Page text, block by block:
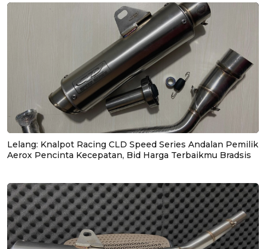
Lelang: Knalpot Racing CLD Speed Series Andalan Pemilik
Aerox Pencinta Kecepatan, Bid Harga Terbaikmu Bradsis